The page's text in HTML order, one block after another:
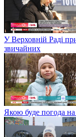
У Верховній Раді
звичайних
Якою буде погода